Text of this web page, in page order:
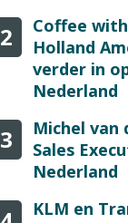
2
Coffee
Holland
verder in
Nederland
3
Michel van
Sales
Nederland
KLM en